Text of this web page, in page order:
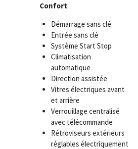
Confort
Démarrage sans clé
Entrée sans clé
Système Start Stop
Climatisation
automatique
Direction assistée
Vitres électriques avant
et arrière
Verrouillage centralisé
avec télécommande
Rétroviseurs extérieurs
réglables électriquement